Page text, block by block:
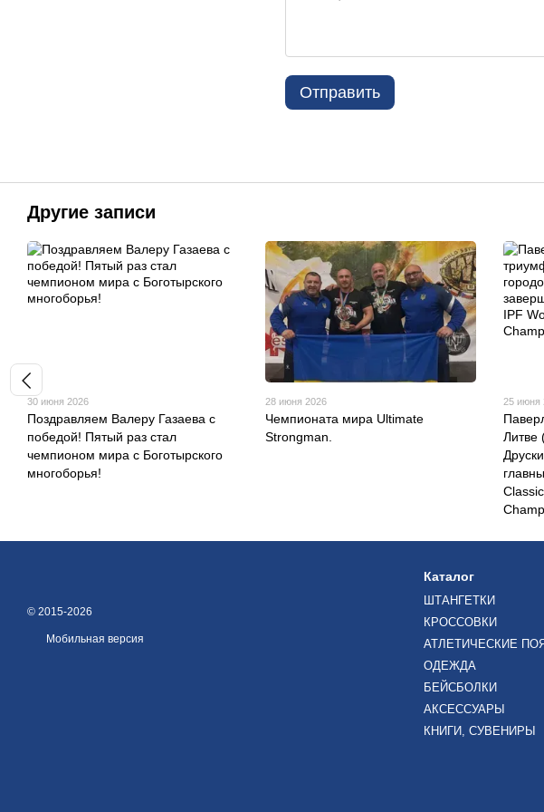
Отправить
Другие записи
30 июня 2026
Поздравляем Валеру Газаева с
победой! Пятый раз стал
чемпионом мира с Боготырского
многоборья!
28 июня 2026
Чемпионата мира Ultimate
Strongman.
25 июня
Литве
© 2015-2026
Мобильная версия
Каталог
ШТАНГЕТКИ
КРОССОВКИ
АТЛЕТИЧЕСКИЕ
ОДЕЖДА
БЕЙСБОЛКИ
АКСЕССУАРЫ
КНИГИ, СУВЕНИРЫ